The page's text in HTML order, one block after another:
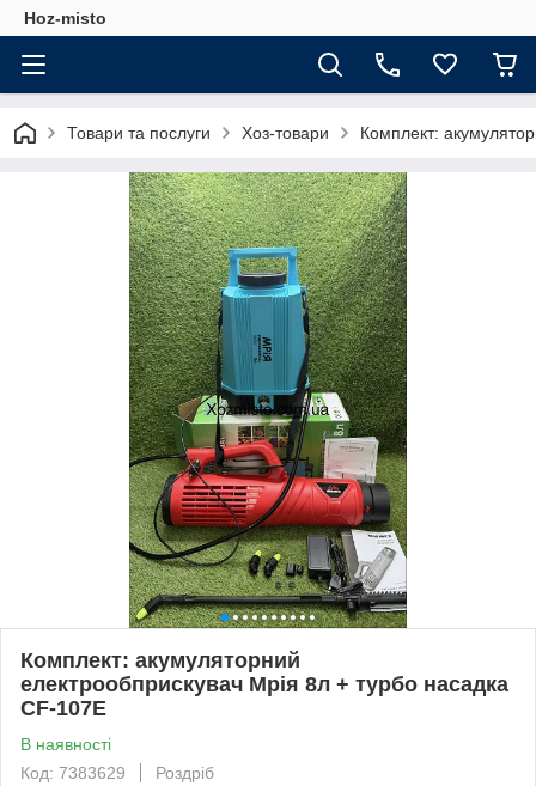
Hoz-misto
Товари та послуги Хоз-товари Комплект:
Комплект: акумуляторний
електрообприскувач Мрія 8л + турбо насадка
CF-107E
В наявності
Код: 7383629
Роздріб